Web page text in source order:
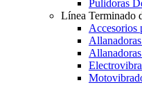
Pulidoras
Línea Terminado
Accesorios